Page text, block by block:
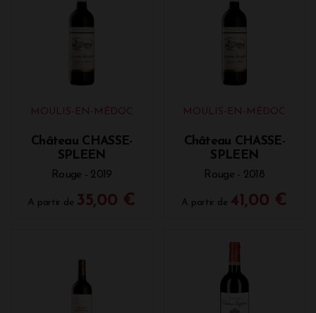
MOULIS-EN-MÉDOC
Château CHASSE-
SPLEEN
Rouge - 2019
A partir de 35,00 €
MOULIS-EN-MÉDOC
Château CHASSE-
SPLEEN
Rouge - 2018
A partir de 41,00 €